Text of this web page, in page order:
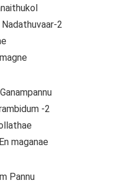
2
-2
maganae
Pannu